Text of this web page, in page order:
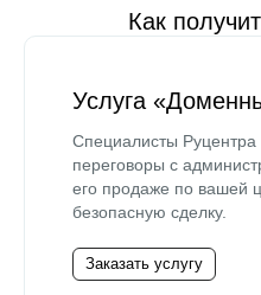
Как
Услуга
Специалисты Руцентра
переговоры с
его продаже по вашей
безопасную сделку.
Заказать услугу